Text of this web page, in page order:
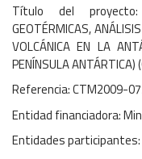
Título del proyecto:
GEOTÉRMICAS,
VOLCÁNICA EN LA
PENÍNSULA ANTÁRTICA)
Referencia: CTM2009-
Entidad financiadora:
Entidades participantes: